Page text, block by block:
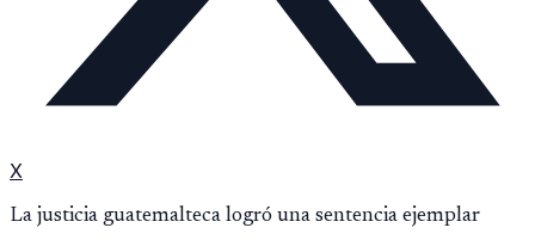
X
La justicia guatemalteca logró una sentencia ejemplar